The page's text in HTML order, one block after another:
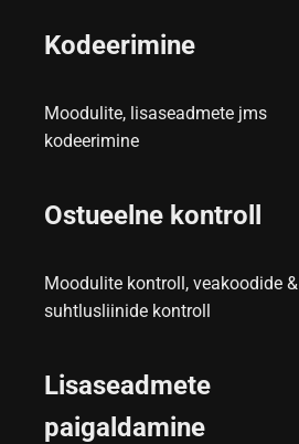
Kodeerimine
Moodulite, lisaseadmete jms
kodeerimine
Ostueelne kontroll
Moodulite kontroll, veakoodide &
suhtlusliinide kontroll
Lisaseadmete
paigaldamine